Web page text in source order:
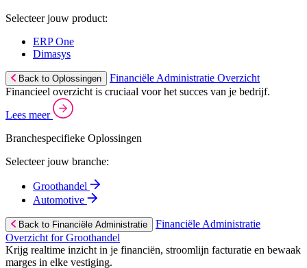
Selecteer jouw product:
ERP One
Dimasys
Back to Oplossingen
Financiële Administratie Overzicht
Financieel overzicht is cruciaal voor het succes van je bedrijf.
Lees meer
Branchespecifieke Oplossingen
Selecteer jouw branche:
Groothandel
Automotive
Back to Financiële Administratie
Financiële Administratie
Overzicht for Groothandel
Krijg realtime inzicht in je financiën, stroomlijn facturatie en bewaak
marges in elke vestiging.